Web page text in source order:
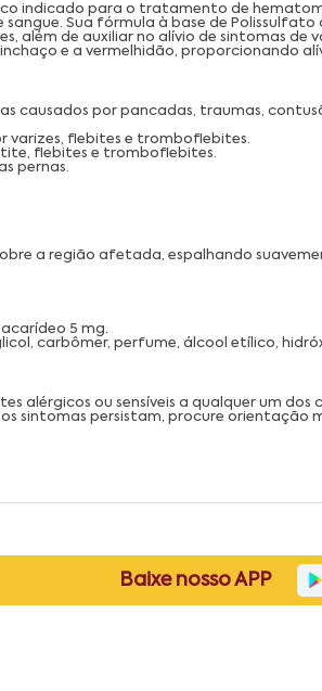
indicado para o tratamento de
Sua fórmula à base de
além de auxiliar no alívio de sintomas
e a vermelhidão, proporcionando
causados por pancadas, traumas,
varizes, flebites e tromboflebites.
flebites e tromboflebites.
pernas.
a região afetada, espalhando
5 mg.
carbômer, perfume, álcool etílico,
alérgicos ou sensíveis a qualquer um
sintomas persistam, procure orientação
Baixe nosso APP